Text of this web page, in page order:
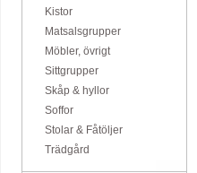
Kistor
Matsalsgrupper
Möbler, övrigt
Sittgrupper
Skåp & hyllor
Soffor
Stolar & Fåtöljer
Trädgård